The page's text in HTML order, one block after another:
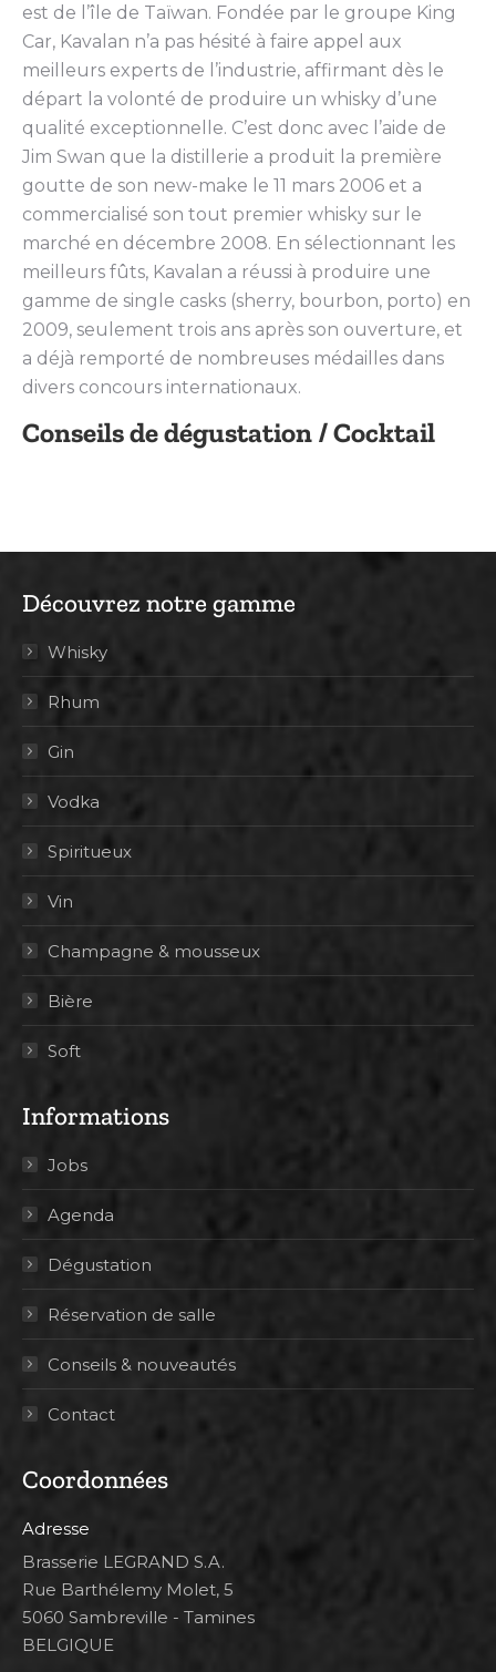
est de l’île de Taïwan. Fondée par le groupe King
Car, Kavalan n’a pas hésité à faire appel aux
meilleurs experts de l’industrie, affirmant dès le
départ la volonté de produire un whisky d’une
qualité exceptionnelle. C’est donc avec l’aide de
Jim Swan que la distillerie a produit la première
goutte de son new-make le 11 mars 2006 et a
commercialisé son tout premier whisky sur le
marché en décembre 2008. En sélectionnant les
meilleurs fûts, Kavalan a réussi à produire une
gamme de single casks (sherry, bourbon, porto) en
2009, seulement trois ans après son ouverture, et
a déjà remporté de nombreuses médailles dans
divers concours internationaux.
Conseils de dégustation / Cocktail
Découvrez notre gamme
Whisky
Rhum
Gin
Vodka
Spiritueux
Vin
Champagne & mousseux
Bière
Soft
Informations
Jobs
Agenda
Dégustation
Réservation de salle
Conseils & nouveautés
Contact
Coordonnées
Adresse
Brasserie LEGRAND S.A.
Rue Barthélemy Molet, 5
5060 Sambreville - Tamines
BELGIQUE